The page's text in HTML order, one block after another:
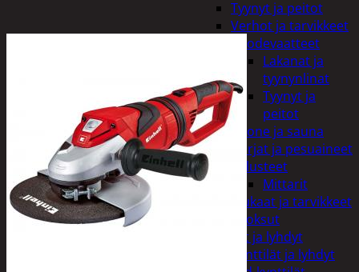
Tyynyt ja peitot
Verhot ja tarvikkeet
Vuodevaatteet
Lakanat ja
tyynynlinat
Tyynyt ja
peitot
Kylpyhuone ja sauna
Harjat ja pesuaineet
Kalusteet
Mittarit
Kiukaat ja tarvikkeet
Tuoksut
Kynttilät ja lyhdyt
Kynttilät ja lyhdyt